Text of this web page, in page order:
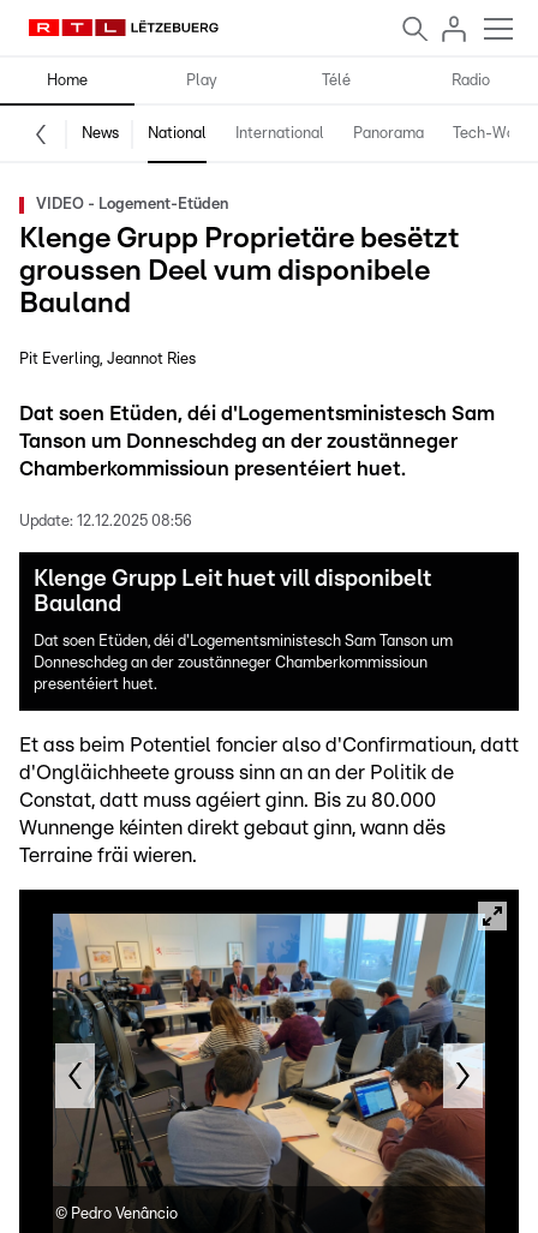
Home Play Télé Radio
News National International Panorama Tech-World
VIDEO - Logement-Etüden
Klenge Grupp Proprietäre besëtzt
groussen Deel vum disponibele
Bauland
Pit Everling Jeannot Ries
Dat soen Etüden, déi d'Logementsministesch Sam
Tanson um Donneschdeg an der zoustänneger
Chamberkommissioun presentéiert huet.
Update: 12.12.2025 08:56
Klenge Grupp Leit huet vill disponibelt
Bauland
Dat soen Etüden, déi d'Logementsministesch Sam Tanson um
Donneschdeg an der zoustänneger Chamberkommissioun
presentéiert huet.
Et ass beim Potentiel foncier also d'Confirmatioun, datt
d'Ongläichheete grouss sinn an an der Politik de
Constat, datt muss agéiert ginn. Bis zu 80.000
Wunnenge kéinten direkt gebaut ginn, wann dës
Terraine fräi wieren.
© Pedro Venâncio